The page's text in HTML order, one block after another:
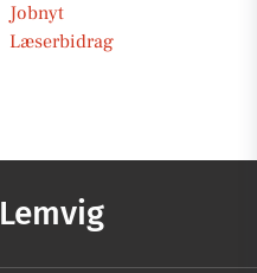
Jobnyt
Læserbidrag
Lemvig